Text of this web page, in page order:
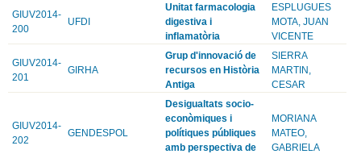
GIUV2014-
200
UFDI
Unitat farmacologia
digestiva i
inflamatòria
ESPLUGUES
MOTA, JUAN
VICENTE
GIUV2014-
201
GIRHA
Grup d'innovació de
recursos en Història
Antiga
SIERRA
MARTIN,
CESAR
GIUV2014-
202
GENDESPOL
Desigualtats socio-
econòmiques i
polítiques públiques
amb perspectiva de
MORIANA
MATEO,
GABRIELA